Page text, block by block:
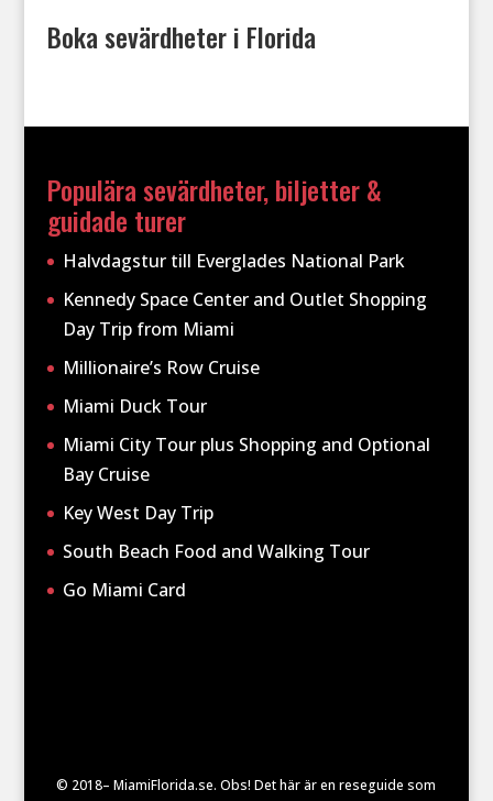
Boka sevärdheter i Florida
Populära sevärdheter, biljetter &
guidade turer
Halvdagstur till Everglades National Park
Kennedy Space Center and Outlet Shopping
Day Trip from Miami
Millionaire’s Row Cruise
Miami Duck Tour
Miami City Tour plus Shopping and Optional
Bay Cruise
Key West Day Trip
South Beach Food and Walking Tour
Go Miami Card
© 2018– MiamiFlorida.se. Obs! Det här är en reseguide som